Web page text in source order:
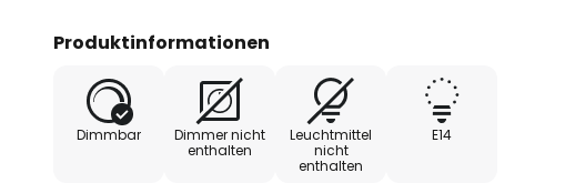
- Schirmelemente in Handarbeit gefertigt
Produktinformationen
Dimmbar
Dimmer nicht
enthalten
Leuchtmittel
nicht
enthalten
E14